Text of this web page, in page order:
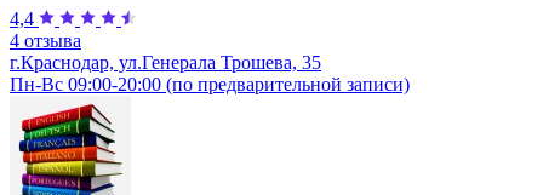
4,4
4 отзыва
г.Краснодар, ул.Генерала Трошева, 35
Пн-Вс 09:00-20:00 (по предварительной записи)